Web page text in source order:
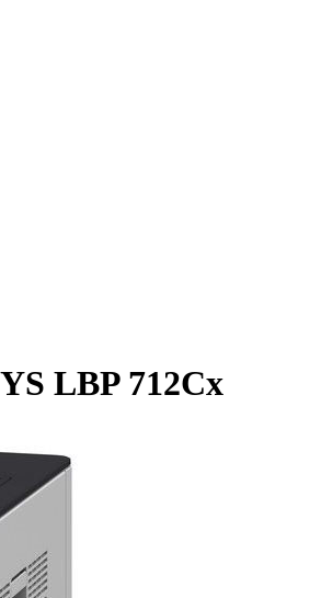
LBP 712Cx